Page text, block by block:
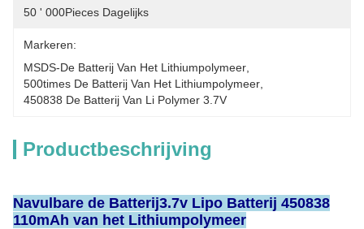
50 ' 000Pieces Dagelijks
Markeren:
MSDS-De Batterij Van Het Lithiumpolymeer
500times De Batterij Van Het Lithiumpolymeer
450838 De Batterij Van Li Polymer 3.7V
Productbeschrijving
Navulbare de Batterij3.7v Lipo Batterij 450838
110mAh van het Lithiumpolymeer